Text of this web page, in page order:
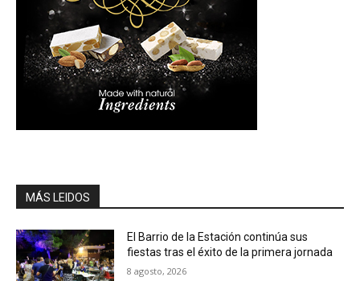
MÁS LEIDOS
El Barrio de la Estación continúa sus
fiestas tras el éxito de la primera jornada
8 agosto, 2026